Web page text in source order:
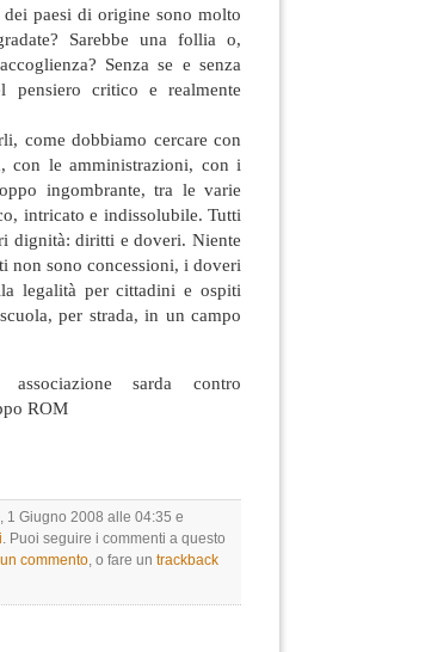
paesi di origine sono molto
Sarebbe una follia o,
Senza se e senza
critico e realmente
come dobbiamo cercare con
le amministrazioni, con i
ingombrante, tra le varie
intricato e indissolubile. Tutti
dignità: diritti e doveri. Niente
non sono concessioni, i doveri
legalità per cittadini e ospiti
per strada, in un campo
sarda contro
ROM
1 Giugno 2008 alle 04:35 e
. Puoi seguire i commenti a questo
commento, o fare un trackback